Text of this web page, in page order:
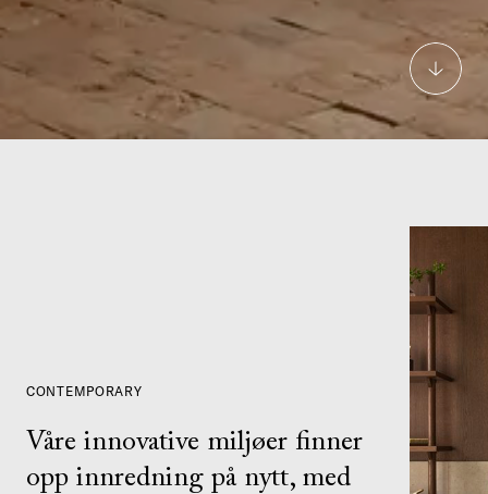
CONTEMPORARY
Våre innovative miljøer finner
opp innredning på nytt, med